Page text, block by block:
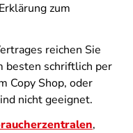
zum
reichen Sie
besten schriftlich per
Copy Shop, oder
nicht geeignet.
,